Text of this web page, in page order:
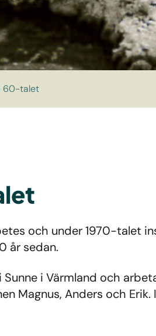
60-talet
och under 1970-talet
år sedan.
i Värmland och
Magnus, Anders och